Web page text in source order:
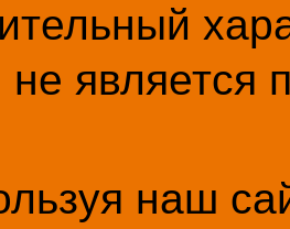
не является
наш